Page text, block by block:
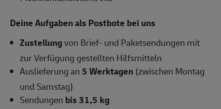
Deine Aufgaben als Postbote bei uns
Zustellungvon Brief- und Paketsendungen mit
zur Verfügung gestellten Hilfsmitteln
Auslieferung an5 Werktagen (zwischen Montag
und Samstag)
Sendungen bis 31,5 kg